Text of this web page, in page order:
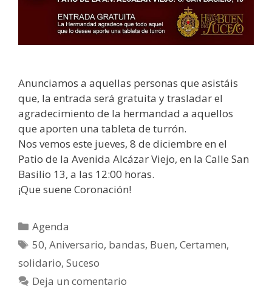
Anunciamos a aquellas personas que asistáis
que, la entrada será gratuita y trasladar el
agradecimiento de la hermandad a aquellos
que aporten una tableta de turrón.
Nos vemos este jueves, 8 de diciembre en el
Patio de la Avenida Alcázar Viejo, en la Calle San
Basilio 13, a las 12:00 horas.
¡Que suene Coronación!
Agenda
50,Aniversario, bandas, Buen,Certamen,
solidario, Suceso
Deja un comentario